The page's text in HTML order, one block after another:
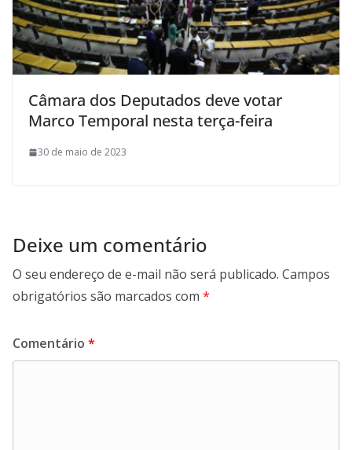
Câmara dos Deputados deve votar
Marco Temporal nesta terça-feira
30 de maio de 2023
Deixe um comentário
O seu endereço de e-mail não será publicado. Campos
obrigatórios são marcados com *
Comentário *